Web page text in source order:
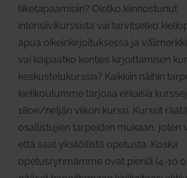
liiketapaamisiin? Oletko kiinnostunut
intensiivikurssista vai tarvitsetko
apua oikeinkirjoituksessa ja
vai kaipaatko kenties kirjoittamisen
keskustelukurssia? Kaikkiin näihin
kielikoulumme tarjoaa erilaisia
180e/neljän viikon kurssi. Kurssit
osallistujien tarpeiden mukaan, joten
että saat yksilöllistä opetusta. Koska
opetusryhmämme ovat pieniä (4-10